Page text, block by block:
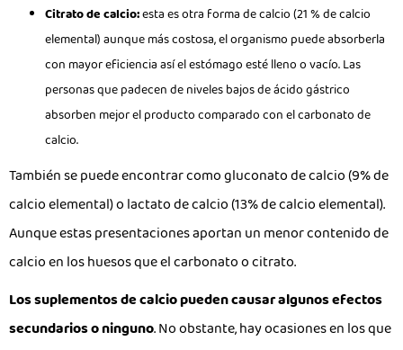
Citrato de calcio:esta es otra forma de calcio (21 % de calcio
elemental) aunque más costosa, el organismo puede absorberla
con mayor eficiencia así el estómago esté lleno o vacío. Las
personas que padecen de niveles bajos de ácido gástrico
absorben mejor el producto comparado con el carbonato de
calcio.
También se puede encontrar como gluconato de calcio (9% de
calcio elemental) o lactato de calcio (13% de calcio elemental).
Aunque estas presentaciones aportan un menor contenido de
calcio en los huesos que el carbonato o citrato.
Los suplementos de calcio pueden causar algunos efectos
secundarios o ninguno. No obstante, hay ocasiones en los que